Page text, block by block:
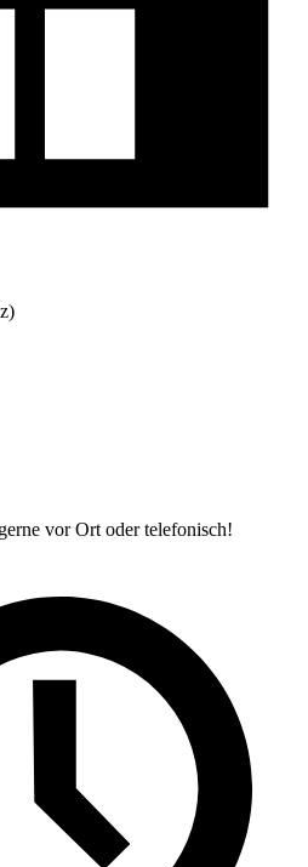
vor Ort oder telefonisch!